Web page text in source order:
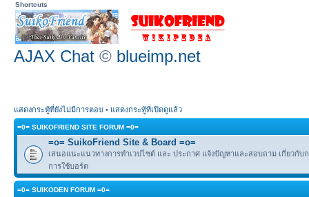
Shortcuts
AJAX Chat © blueimp.net
แสดงกระทู้ที่ยังไม่มีการตอบ • แสดงกระทู้ที่เปิดดูแล้ว
=0= SUIKOFRIEND SITE FORUM =0=
=o= SuikoFriend Site & Board =o=
เสนอแนะแนวทางการทำเวปไซต์ และ ประกาศ แจ้งปัญหาและสอบถาม เกี่ยวกับ
การใช้บอร์ด
=0= SUIKODEN FORUM =0=